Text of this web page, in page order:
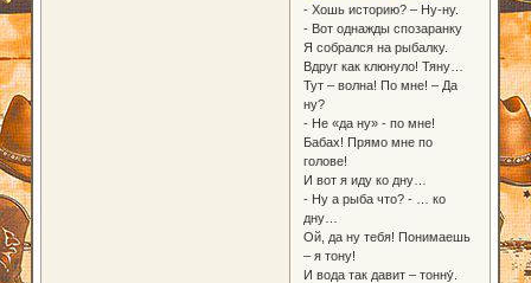
- Хошь историю? – Ну-ну.
- Вот однажды спозаранку
Я собрался на рыбалку.
Вдруг как клюнуло! Тяну…
Тут – волна! По мне! – Да
ну?
- Не «да ну» - по мне!
Бабах! Прямо мне по
голове!
И вот я иду ко дну…
- Ну а рыба что? - … ко
дну…
Ой, да ну тебя! Понимаешь
– я тону!
И вода так давит – тонну́.